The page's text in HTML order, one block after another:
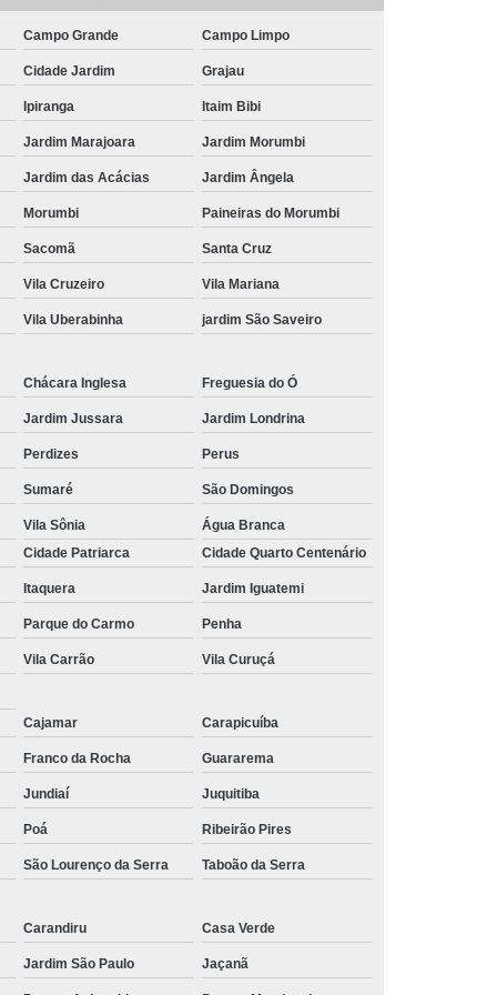
Campo Grande Campo Limpo
Cidade Jardim Grajau
Ipiranga Itaim Bibi
Jardim Marajoara Jardim Morumbi
Jardim das Acácias Jardim Ângela
Morumbi Paineiras do Morumbi
Sacomã Santa Cruz
Vila Cruzeiro Vila Mariana
Vila Uberabinha jardim São Saveiro
Chácara Inglesa Freguesia do Ó
Jardim Jussara Jardim Londrina
Perdizes Perus
Sumaré São Domingos
Vila Sônia
Água Branca
Cidade Patriarca
Cidade Quarto Centenário
Itaquera Jardim Iguatemi
Parque do Carmo Penha
Vila Carrão Vila Curuçá
Cajamar Carapicuíba
Franco da Rocha Guararema
Jundiaí Juquitiba
Poá Ribeirão Pires
São Lourenço da Serra Taboão da Serra
Carandiru Casa Verde
Jardim São Paulo Jaçanã